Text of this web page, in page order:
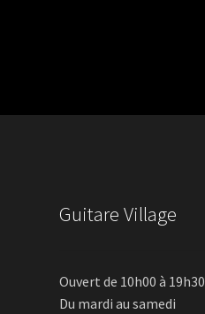
Guitare Village
Ouvert de 10h00 à 19h30
Du mardi au samedi